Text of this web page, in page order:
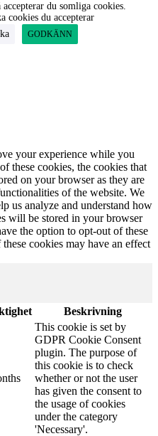
du somliga cookies.
cookies du accepterar
GODKÄNN
your experience while you
these cookies, the cookies that
on your browser as they are
of the website. We
us analyze and understand how
will be stored in your browser
the option to opt-out of these
cookies may have an effect
Beskrivning
This cookie is set by
GDPR Cookie Consent
plugin. The purpose of
this cookie is to check
whether or not the user
has given the consent to
the usage of cookies
under the category
'Necessary'.